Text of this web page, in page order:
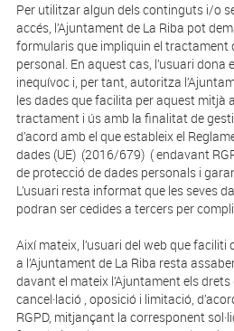
Per utilitzar algun dels continguts i/o
accés, l’Ajuntament de La Riba pot
formularis que impliquin el tractament
personal. En aquest cas, l’usuari dona
inequívoc i, per tant, autoritza
les dades que facilita per aquest mitjà
tractament i ús amb la finalitat de
d’acord amb el que estableix el
dades (UE) (2016/679) ( endavant
de protecció de dades personals i
L’usuari resta informat que les seves
podran ser cedides a tercers per
Així mateix, l’usuari del web que
a l’Ajuntament de La Riba resta
davant el mateix l’Ajuntament els drets
cancel·lació , oposició i limitació,
RGPD, mitjançant la corresponent